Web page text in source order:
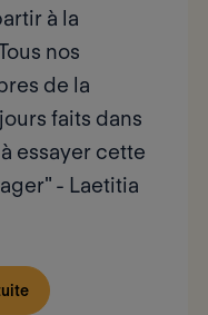
à la
nos
de la
faits dans
essayer cette
- Laetitia